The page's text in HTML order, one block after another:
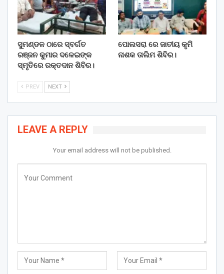
ସୁମଣ୍ଡଳ ଠାରେ ସ୍ବର୍ଗତ
ରଞ୍ଜନ କୁମାର ଦଳେଇଙ୍କ
ସ୍ମୃତିରେ ରକ୍ତଦାନ ଶିବିର।
ପୋଲସରା ରେ ଜାତୀୟ କୃମି
ନାଶକ ତାଲିମ ଶିବିର।
PREV NEXT
LEAVE A REPLY
Your email address will not be published.